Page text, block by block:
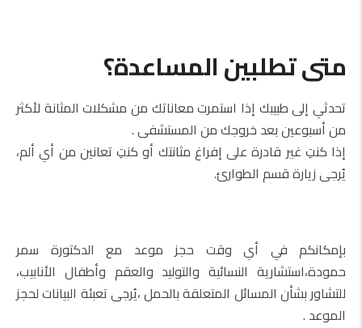
متى تطلبين المساعدة؟
تحدثي إلى طبيبك إذا استمرت معاناتك من مشكلات المثانة لأكثر
من أسبوعين بعد خروجك من المستشفى .
إذا كنتِ غير قادرة على إفراغ مثانتك أو كنتِ تعانين من أي ألم،
يُرجى زيارة قسم الطوارئ.
بإمكانكم في أي وقت حجز موعد مع الدكتورة سمر
حمودة،استشارية النسائية والتوليد والعقم وأطفال الأنابيب،
للتشاور بشأن المسائل المتعلقة بالحمل ،يُرجى تعبئة البيانات لحجز
الموعد .